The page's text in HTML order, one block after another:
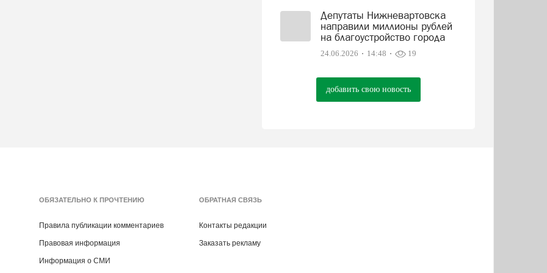
Депутаты Нижневартовска
направили миллионы рублей
на благоустройство города
24.06.2026 14:48 19
добавить свою новость
ОБЯЗАТЕЛЬНО К ПРОЧТЕНИЮ
Правила публикации комментариев
Правовая информация
Информация о СМИ
ОБРАТНАЯ СВЯЗЬ
Контакты редакции
Заказать рекламу